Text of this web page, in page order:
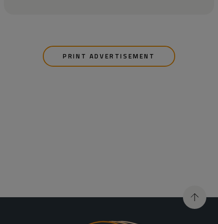
PRINT ADVERTISEMENT